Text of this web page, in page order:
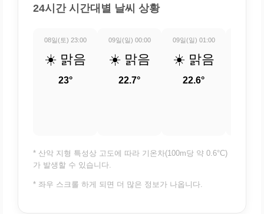
24시간 시간대별 날씨 상황
08일(토) 23:00
☀️ 맑음
23°
09일(일) 00:00
☀️ 맑음
22.7°
09일(일) 01:00
☀️ 맑음
22.6°
* 산악 지형 특성상 고도에 따라 기온차(100m당 약 0.6°C)
가 발생할 수 있습니다.
* 좌우 스크롤 하게 되면 더 많은 정보가 나옵니다.